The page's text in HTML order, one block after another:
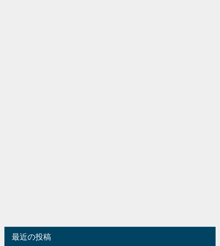
最近の投稿